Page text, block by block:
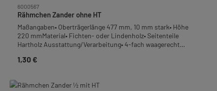
Kartonanzahl!GEWICHT: 15 kg je Karton (15 × 1 kg)DE-ÖKO-006
6000567
Rähmchen Zander ohne HT
Maßangaben• Oberträgerlänge 477 mm, 10 mm stark• Höhe
220 mmMaterial• Fichten- oder Lindenholz• Seitenteile
Hartholz Ausstattung/Verarbeitung• 4-fach waagerecht
(vermessingt)• ohne Hoffmann-Seitenteil
Regulärer Preis:
1,30 €